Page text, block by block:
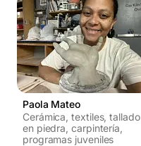
Paola Mateo
Cerámica, textiles, tallado
en piedra, carpintería,
programas juveniles